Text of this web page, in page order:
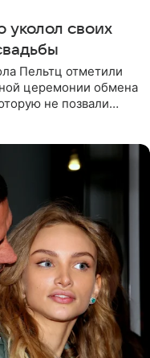
уколол своих
Пельтц отметили
церемонии обмена
не позвали